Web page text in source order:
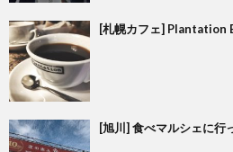
[札幌カフェ] Plantation
[旭川] 食べマルシェに行